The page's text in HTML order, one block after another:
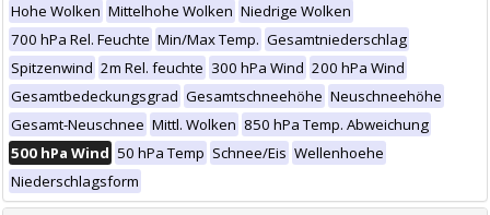
Hohe Wolken Mittelhohe Wolken Niedrige Wolken
700 hPa Rel. Feuchte Min/Max Temp. Gesamtniederschlag
Spitzenwind 2m Rel. feuchte 300 hPa Wind 200 hPa Wind
Gesamtbedeckungsgrad Gesamtschneehöhe Neuschneehöhe
Gesamt-Neuschnee Mittl. Wolken 850 hPa Temp. Abweichung
500 hPa Wind 50 hPa Temp Schnee/Eis Wellenhoehe
Niederschlagsform